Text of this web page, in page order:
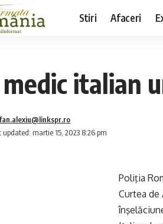
Stiri Afaceri
medic italian
updated: martie 15, 2023 8:26 pm
Poliţia
Curtea